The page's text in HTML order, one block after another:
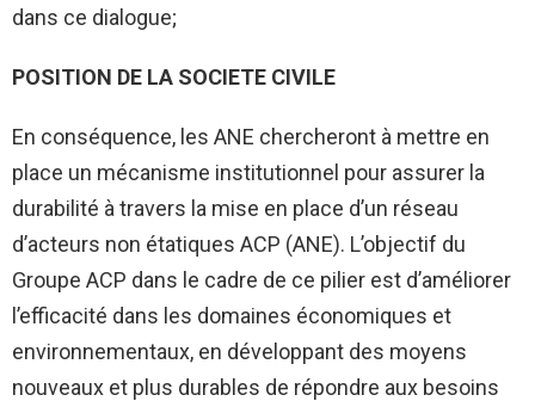
dans ce dialogue;
POSITION DE LA SOCIETE CIVILE
En conséquence, les ANE chercheront à mettre en
place un mécanisme institutionnel pour assurer la
durabilité à travers la mise en place d’un réseau
d’acteurs non étatiques ACP (ANE). L’objectif du
Groupe ACP dans le cadre de ce pilier est d’améliorer
l’efficacité dans les domaines économiques et
environnementaux, en développant des moyens
nouveaux et plus durables de répondre aux besoins